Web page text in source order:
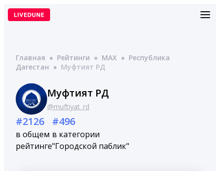
Перейти
Главная ● Рейтинги ● MAX ● Республика
Дагестан ● Муфтият РД
Муфтият РД
@muftiyat_rd
#2126
в общем
рейтинге
#496
в категории
"Городской паблик"